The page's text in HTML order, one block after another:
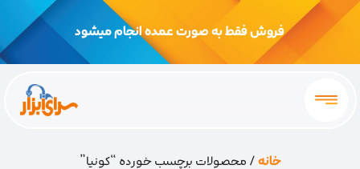
فروش فقط به صورت عمده انجام میشود
خانه/ محصولات برچسب خورده “کونیا”